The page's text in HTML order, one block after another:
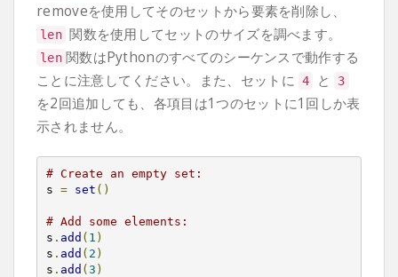
removeを使用してそのセットから要素を削除し、
len 関数を使用してセットのサイズを調べます。
len 関数はPythonのすべてのシーケンスで動作する
ことに注意してください。また、セットに 4 と 3
を2回追加しても、各項目は1つのセットに1回しか表
示されません。
# Create an empty set:
s = set ()
# Add some elements:
s . add ( 1 )
s . add ( 2 )
s . add (3 )